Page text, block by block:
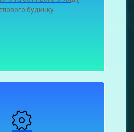
будинку